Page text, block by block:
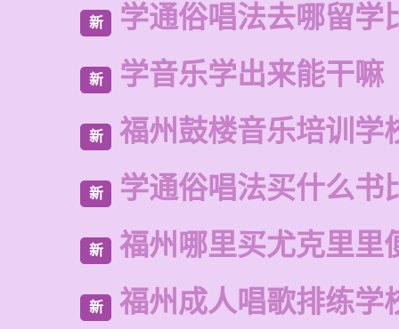
新 学通俗唱法去哪留学
新 学音乐学出来能干嘛
新 福州鼓楼音乐培训学
新 学通俗唱法买什么书
新 福州哪里买尤克里里
新 福州成人唱歌排练学